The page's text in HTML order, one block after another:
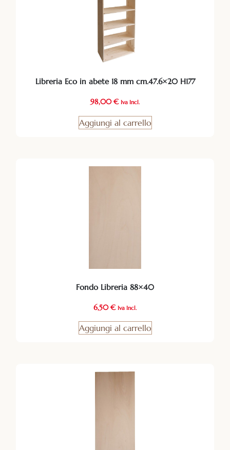
Libreria Eco in abete 18 mm cm.47.6×20 H177
98,00€ Iva Incl.
Aggiungi al carrello
Fondo Libreria 88×40
6,50€ Iva Incl.
Aggiungi al carrello